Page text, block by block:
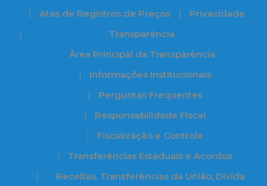
Atas de Registros de Preços
Privacidade
Transparência
Àrea Principal da Transparência
Informações Institucionais
Perguntas Frequentes
Responsabilidade Fiscal
Fiscalização e Controle
Transferências Estaduais e Acordos
Receitas, Transferências da União, Dívida